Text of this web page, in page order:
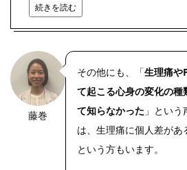
続きを読む
藤巻
その他にも、「生理痛や
て起こる心身の変化の
て知らなかった 」とい
は、生理痛に個人差が
という方もいます。